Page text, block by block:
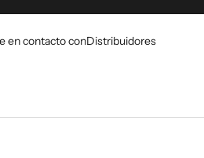
en contacto conDistribuidores